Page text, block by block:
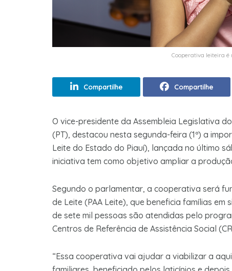
Cooperativa leiteira é
Compartilhe Compartilhe
O vice-presidente da Assembleia Legislativa
(PT), destacou nesta segunda-feira (1º) a
Leite do Estado do Piauí), lançada no último
iniciativa tem como objetivo ampliar a
Segundo o parlamentar, a cooperativa será
de Leite (PAA Leite), que beneficia famílias
de sete mil pessoas são atendidas pelo
Centros de Referência de Assistência Social
“Essa cooperativa vai ajudar a viabilizar a